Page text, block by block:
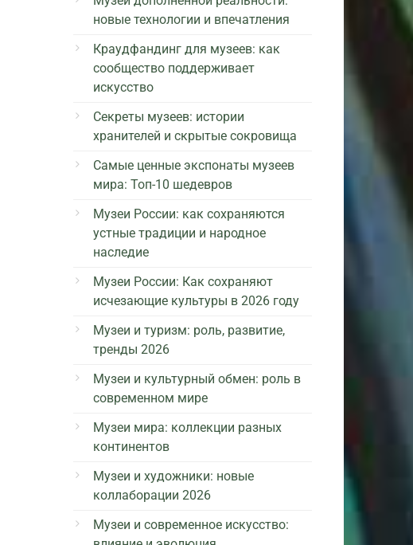
новые технологии и впечатления
Краудфандинг для музеев: как
сообщество поддерживает
искусство
Секреты музеев: истории
хранителей и скрытые сокровища
Самые ценные экспонаты музеев
мира: Топ-10 шедевров
Музеи России: как сохраняются
устные традиции и народное
наследие
Музеи России: Как сохраняют
исчезающие культуры в 2026 году
Музеи и туризм: роль, развитие,
тренды 2026
Музеи и культурный обмен: роль в
современном мире
Музеи мира: коллекции разных
континентов
Музеи и художники: новые
коллаборации 2026
Музеи и современное искусство: